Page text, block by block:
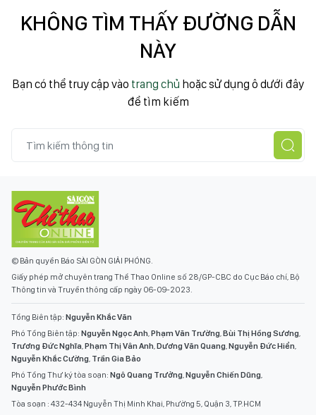
KHÔNG TÌM THẤY ĐƯỜNG DẪN
NÀY
Bạn có thể truy cập vào trang chủ hoặc sử dụng ô dưới đây
để tìm kiếm
© Bản quyền Báo SÀI GÒN GIẢI PHÓNG.
Giấy phép mở chuyên trang Thể Thao Online số 28/GP-CBC do Cục Báo chí, Bộ
Thông tin và Truyền thông cấp ngày 06-09-2023.
Tổng Biên tập: Nguyễn Khắc Văn
Phó Tổng Biên tập: Nguyễn Ngọc Anh,Phạm Văn Trường,Bùi Thị Hồng Sương,
Trương Đức Nghĩa,Phạm Thị Vân Anh,Dương Văn Quang,Nguyễn Đức Hiển,
Nguyễn Khắc Cường, Trần Gia Bảo
Phó Tổng Thư ký tòa soạn: Ngô Quang Trưởng,Nguyễn Chiến Dũng,
Nguyễn Phước Bình
Tòa soạn : 432-434 Nguyễn Thị Minh Khai, Phường 5, Quận 3, TP.HCM